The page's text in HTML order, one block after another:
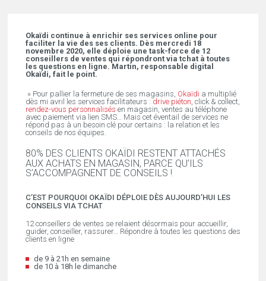
Okaïdi continue à enrichir ses services online pour
faciliter la vie des ses clients. Dès mercredi 18
novembre 2020, elle déploie une task-force de 12
conseillers de ventes qui répondront via tchat à toutes
les questions en ligne. Martin, responsable digital
Okaïdi, fait le point.
» Pour pallier la fermeture de ses magasins, Okaïdi a multiplié
dès mi avril les services facilitateurs : drive piéton, click & collect,
rendez-vous personnalisés en magasin, ventes au téléphone
avec paiement via lien SMS… Mais cet éventail de services ne
répond pas à un besoin clé pour certains : la relation et les
conseils de nos équipes.
80% DES CLIENTS OKAÏDI RESTENT ATTACHÉS
AUX ACHATS EN MAGASIN, PARCE QU’ILS
S’ACCOMPAGNENT DE CONSEILS !
C’EST POURQUOI OKAÏDI DÉPLOIE DÈS AUJOURD’HUI LES
CONSEILS VIA TCHAT
12 conseillers de ventes se relaient désormais pour accueillir,
guider, conseiller, rassurer… Répondre à toutes les questions des
clients en ligne
de 9 à 21h en semaine
de 10 à 18h le dimanche